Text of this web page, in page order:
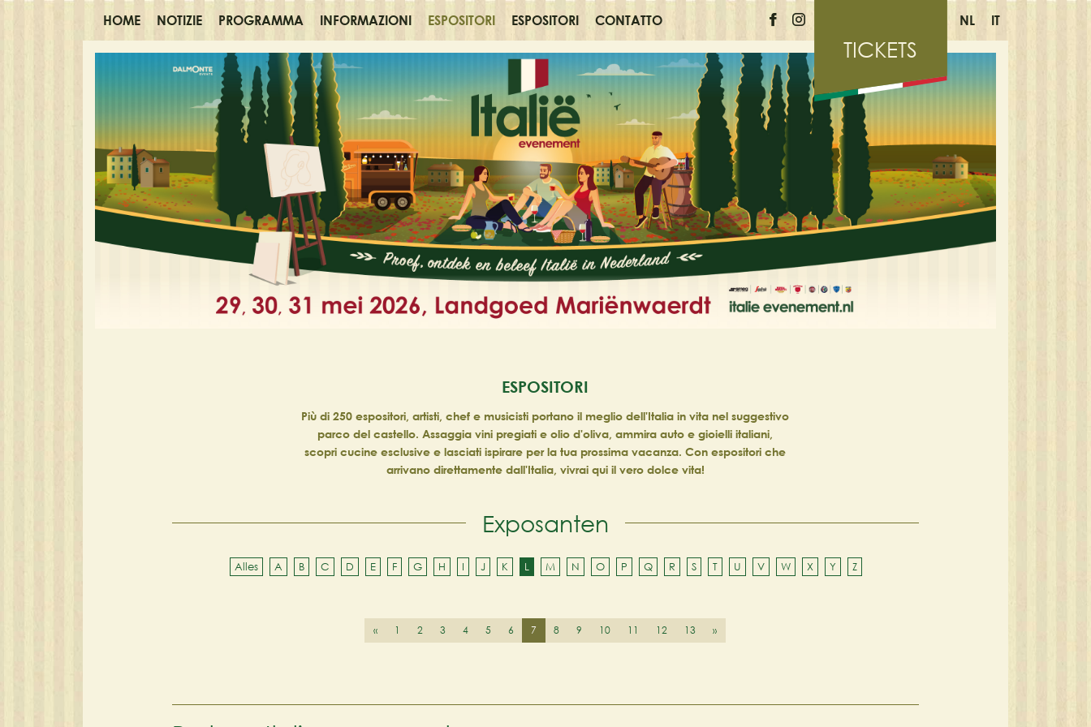
HOME NOTIZIE PROGRAMMA INFORMAZIONI ESPOSITORI ESPOSITORI CONTATTO NL IT
TICKETS
ESPOSITORI
Più di 250 espositori, artisti, chef e musicisti portano il meglio dell'Italia in vita nel suggestivo
parco del castello. Assaggia vini pregiati e olio d'oliva, ammira auto e gioielli italiani,
scopri cucine esclusive e lasciati ispirare per la tua prossima vacanza. Con espositori che
arrivano direttamente dall'Italia, vivrai qui il vero dolce vita!
Exposanten
Alles A B C D E F G H I J K L M N O P Q R S T U V W X Y Z
« 1 2 3 4 5 6 7 8 9 10 11 12 13 »